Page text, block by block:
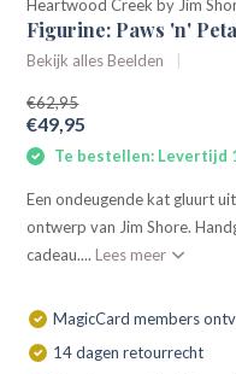
Heartwood Creek by Jim
Figurine: Paws 'n'
Bekijk alles Beelden
€62,95
€49,95
Te bestellen: Levertijd
Een ondeugende kat gluurt
ontwerp van Jim Shore.
cadeau.... Lees meer
MagicCard members
14 dagen retourrecht